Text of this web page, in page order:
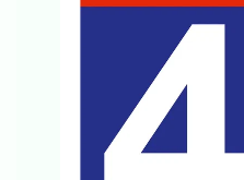
Награды нашли
Ленобласть
труда в ЖКХ
03 августа 2026
Поддержка